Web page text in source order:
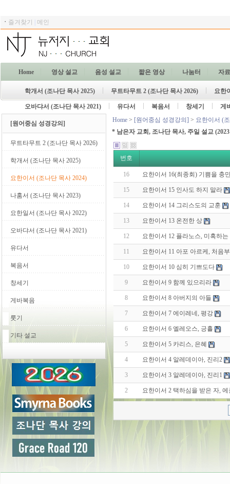
ㆍ 즐겨찾기 메인
Home 영상 설교 음성 설교 짧은 영상 나눔터 자
학개서 (조나단 목사 2025) 무트타무트 2 (조나단 목사 2026) 요한
오바댜서 (조나단 목사 2021) 유다서 복음서 창세기 게
[원어중심 성경강의]
무트타무트 2 (조나단 목사 2026)
학개서 (조나단 목사 2025)
요한이서 (조나단 목사 2024)
나훔서 (조나단 목사 2023)
요한일서 (조나단 목사 2022)
오바댜서 (조나단 목사 2021)
유다서
복음서
창세기
게바복음
룻기
기타 설교
Home > [원어중심 성경강의] > 요한이서 (
* 남은자 교회, 조나단 목사, 주일 설교
번호
16 요한이서 16(최종회) 기쁨을 충
15 요한이서 15 인사도 하지 말라
14 요한이서 14 그리스도의 교훈
13 요한이서 13 온전한 상
12 요한이서 12 플라노스, 미혹하는
11 요한이서 11 아포 아르케, 처음
10 요한이서 10 심히 기쁘도다
9 요한이서 9 함께 있으리라
8 요한이서 8 아버지의 아들
7 요한이서 7 에이레네, 평강
6 요한이서 6 엘레오스, 긍휼
5 요한이서 5 카리스, 은혜
4 요한이서 4 알레데이아, 진리2
3 요한이서 3 알레데이아, 진리1
2 요한이서 2 택하심을 받은 자,